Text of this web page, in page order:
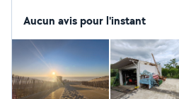
meubles ou encombrants, la
ou immoblier. Je peux également sous condition et
suivant disponibilité faire des
relaxant.
Aucun avis pour l'instant